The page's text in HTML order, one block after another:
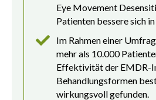
Eye Movement
Patienten bessere sich
Im Rahmen einer
mehr als 10.000
Effektivität der EMDR-
Behandlungsformen
wirkungsvoll gefunden.